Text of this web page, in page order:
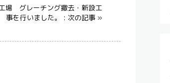
場 グレーチング撤去・新設工
事を行いました。 : 次の記事 »